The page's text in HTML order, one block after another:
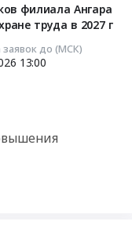
филиала Ангара
труда в 2027 г
до (МСК)
13:00